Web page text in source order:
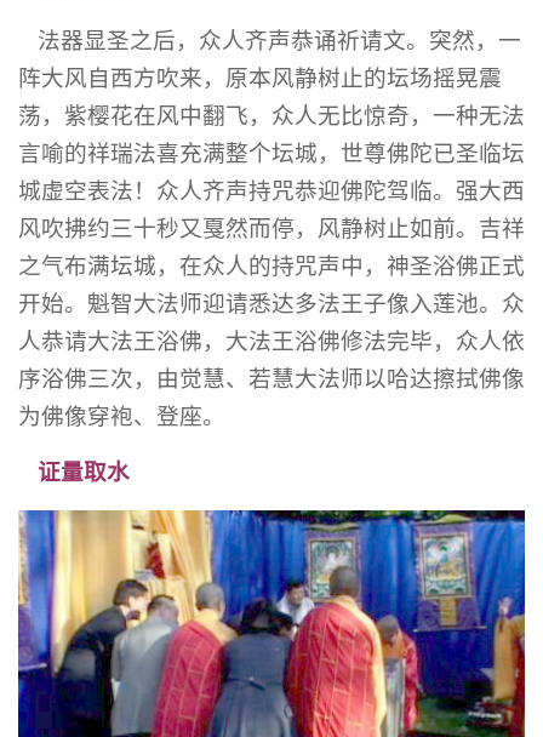
法器显圣之后，众人齐声恭诵祈请文。突然，一
阵大风自西方吹来，原本风静树止的坛场摇晃震
荡，紫樱花在风中翻飞，众人无比惊奇，一种无法
言喻的祥瑞法喜充满整个坛城，世尊佛陀已圣临坛
城虚空表法！众人齐声持咒恭迎佛陀驾临。强大西
风吹拂约三十秒又戛然而停，风静树止如前。吉祥
之气布满坛城，在众人的持咒声中，神圣浴佛正式
开始。魁智大法师迎请悉达多法王子像入莲池。众
人恭请大法王浴佛，大法王浴佛修法完毕，众人依
序浴佛三次，由觉慧、若慧大法师以哈达擦拭佛像
为佛像穿袍、登座。
证量取水